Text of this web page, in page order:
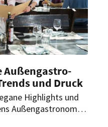
Außengastro-
und Druck
Highlights und
Außengastronomie